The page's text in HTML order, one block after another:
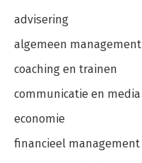
advisering
algemeen management
coaching en trainen
communicatie en media
economie
financieel management